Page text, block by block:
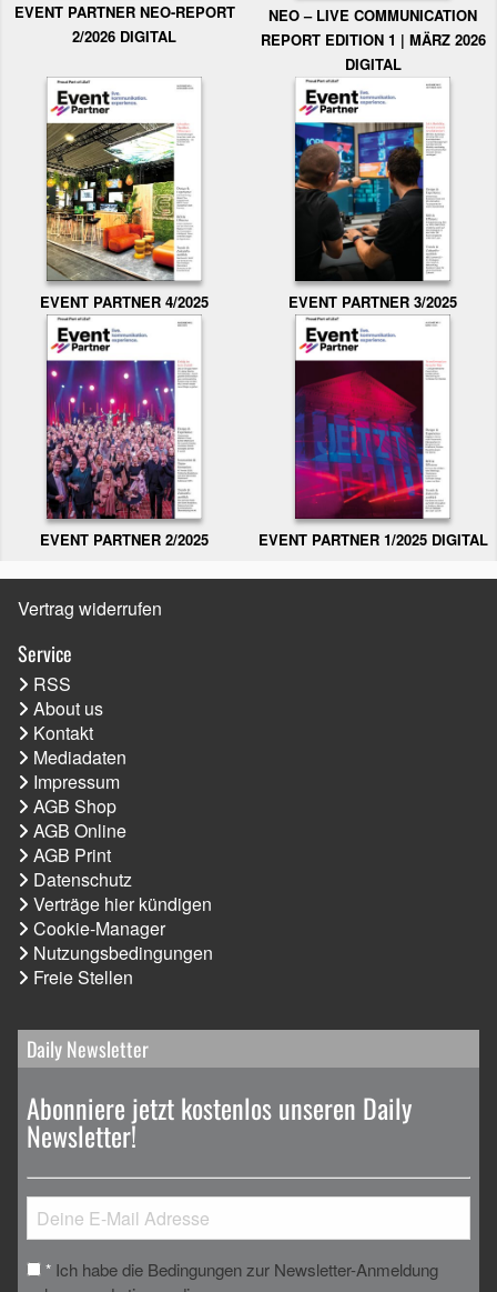
EVENT PARTNER NEO-REPORT
2/2026 DIGITAL
NEO – LIVE COMMUNICATION
REPORT EDITION 1 | MÄRZ 2026
DIGITAL
EVENT PARTNER 4/2025 EVENT PARTNER 3/2025
EVENT PARTNER 2/2025 EVENT PARTNER 1/2025 DIGITAL
Vertrag widerrufen
Service
RSS
About us
Kontakt
Mediadaten
Impressum
AGB Shop
AGB Online
AGB Print
Datenschutz
Verträge hier kündigen
Cookie-Manager
Nutzungsbedingungen
Freie Stellen
Daily Newsletter
Abonniere jetzt kostenlos unseren Daily
Newsletter!
* Ich habe die Bedingungen zur Newsletter-Anmeldung